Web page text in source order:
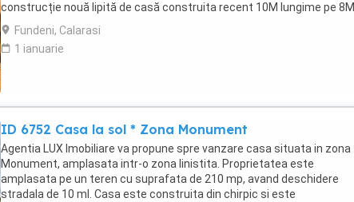
construcție nouă lipită de casă construita recent 10M lungime pe 8M
lățime Teren generos ...
Fundeni, Calarasi
1 ianuarie
ID 6752 Casa la sol * Zona Monument
Agentia LUX Imobiliare va propune spre vanzare casa situata in zona
Monument, amplasata intr-o zona linistita. Proprietatea este
amplasata pe un teren cu suprafata de 210 mp, avand deschidere
stradala de 10 ml. Casa este construita din chirpic si este